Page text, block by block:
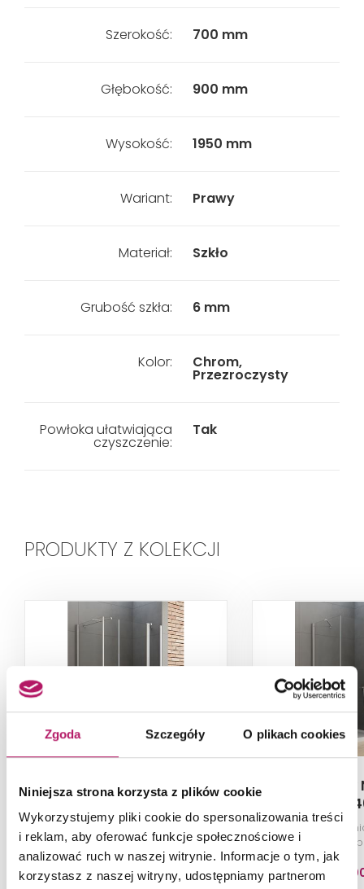
Zgoda Szczegóły O plikach cookies
Niniejsza strona korzysta z plików cookie
Wykorzystujemy pliki cookie do spersonalizowania treści
i reklam, aby oferować funkcje społecznościowe i
analizować ruch w naszej witrynie. Informacje o tym, jak
korzystasz z naszej witryny, udostępniamy partnerom
Szerokość: 700 mm
Głębokość: 900 mm
Wysokość: 1950 mm
Wariant: Prawy
Materiał: Szkło
Grubość szkła: 6 mm
Kolor: Chrom,
Przezroczysty
Powłoka ułatwiająca
czyszczenie:
Tak
PRODUKTY Z KOLEKCJI
New Trendy New Soleo
K-0387
Kabina prysznicowa, szkło
przezroczyste, profile chrom,
110x100x195 cm
New
K-
Kabina
przezroczyste,
3